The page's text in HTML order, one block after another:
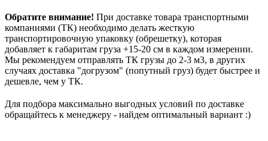
Обратите внимание! При доставке товара транспортными
компаниями (ТК) необходимо делать жесткую
транспортировочную упаковку (обрешетку), которая
добавляет к габаритам груза +15-20 см в каждом измерении.
Мы рекомендуем отправлять ТК грузы до 2-3 м3, в других
случаях доставка "догрузом" (попутный груз) будет быстрее и
дешевле, чем у ТК.
Для подбора максимально выгодных условий по доставке
обращайтесь к менеджеру - найдем оптимальный вариант :)